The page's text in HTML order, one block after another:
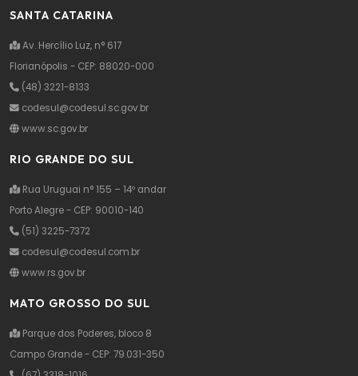
SANTA CATARINA
Av. Hercílio Luz, n° 617
Florianópolis - CEP: 88020-000
(48) 3221-8133
codesul@codesul.sc.gov.br
www.sc.gov.br
RIO GRANDE DO SUL
Rua Uruguai n° 155 – 14º andar
Porto Alegre - CEP: 90010-140
(51) 3225-7372
codesul@codesul.com.br
www.rs.gov.br
MATO GROSSO DO SUL
Parque dos Poderes, bloco 8
Campo Grande - CEP: 79.031-350